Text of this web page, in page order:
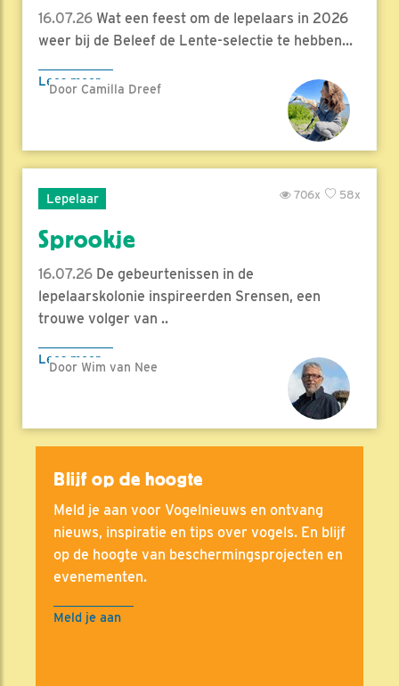
16.07.26 Wat een feest om de lepelaars in 2026
weer bij de Beleef de Lente-selectie te hebben...
Lees meer
Door Camilla Dreef
Lepelaar 58x
706x
Sprookje
16.07.26 De gebeurtenissen in de
lepelaarskolonie inspireerden Srensen, een
trouwe volger van ..
Lees meer
Door Wim van Nee
Blijf op de hoogte
Meld je aan voor Vogelnieuws en ontvang
nieuws, inspiratie en tips over vogels. En blijf
op de hoogte van beschermingsprojecten en
evenementen.
Meld je aan